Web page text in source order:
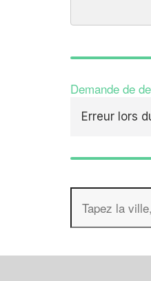
Demande de
Erreur lors